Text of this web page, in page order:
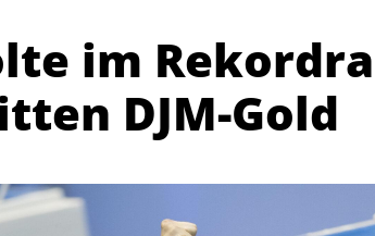
im
DJM-Gold